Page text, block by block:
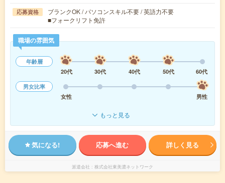
応募資格
ブランクOK / パソコンスキル不要 / 英語力不要
■フォークリフト免許
職場の雰囲気
年齢層
20代
30代 40代 50代
60代
男女比率
女性
男性
もっと見る
気になる! 応募へ進む 詳しく見る
派遣会社 株式会社東美濃ネットワーク